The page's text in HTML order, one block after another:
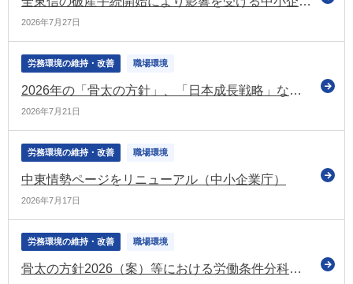
2026年7月27日
労務環境の維持・改善 職場環境
2026年の「骨太の方針」、「日本成長戦略」などを決定
2026年7月21日
労務環境の維持・改善 職場環境
中東情勢ページをリニューアル（中小企業庁）
2026年7月17日
労務環境の維持・改善 職場環境
骨太の方針2026（案）等における労働条件分科会に関係する部分を紹介（労政審の労働条件分科会）